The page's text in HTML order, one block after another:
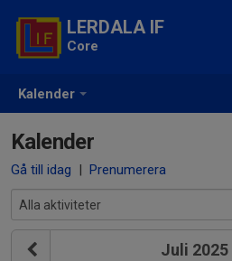
Kalender
LERDALA IF
Core
Kalender
Gå till idag | Prenumerera
Juli 2025